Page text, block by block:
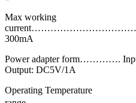
Max working
300mA
Power adapter form………….
Output: DC5V/1A
Operating Temperature